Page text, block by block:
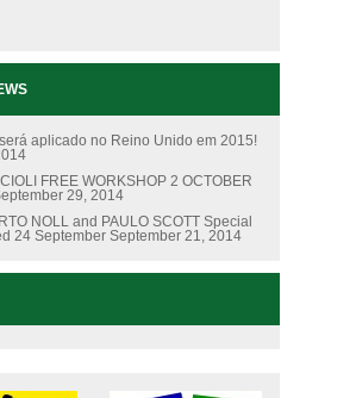
aplicado no Reino Unido em 2015!
FREE WORKSHOP 2 OCTOBER
29, 2014
NOLL and PAULO SCOTT Special
24 September September 21, 2014